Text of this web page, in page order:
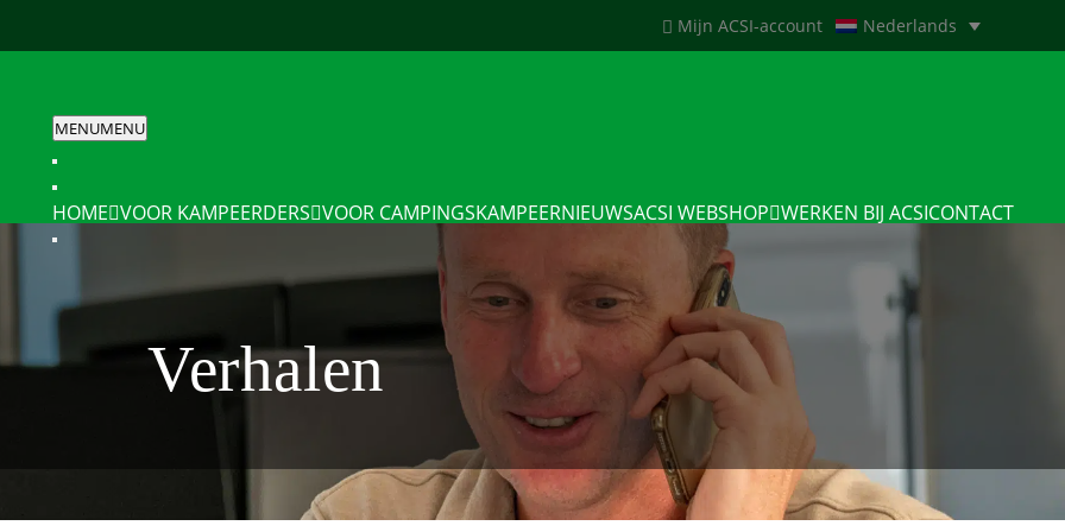
Mijn ACSI-account Nederlands
MENUMENU
HOME VOOR KAMPEERDERS VOOR CAMPINGSKAMPEERNIEUWSACSI WEBSHOP WERKEN BIJ ACSICONTACT
Verhalen